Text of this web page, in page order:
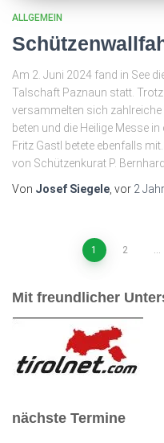
ALLGEMEIN
Am 2. Juni 2024 fand in See
Talschaft Paznaun statt.
versammelten sich
beten und die Heilige Messe
Fritz Gastl betete ebenfalls
von Schützenkurat P.
Von Josef Siegele , vor 2
der
Beiträge
1 2 …
Mit freundlicher
nächste Termine